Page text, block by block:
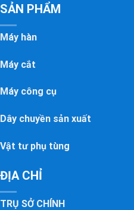
SẢN PHẨM
Máy hàn
Máy cắt
Máy công cụ
Dây chuyền sản xuất
Vật tư phụ tùng
ĐỊA CHỈ
TRỤ SỞ CHÍNH